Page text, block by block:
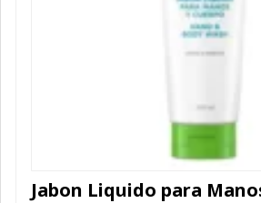
Jabon Liquido para